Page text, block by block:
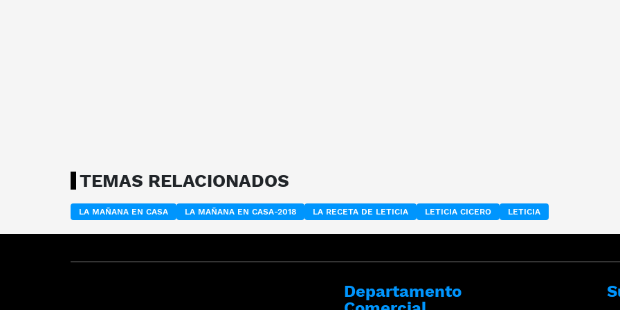
TEMAS RELACIONADOS
LA MAÑANA EN CASA LA MAÑANA EN CASA-2018 LA RECETA DE LETICIA LETICIA CICERO LETICIA
Departamento